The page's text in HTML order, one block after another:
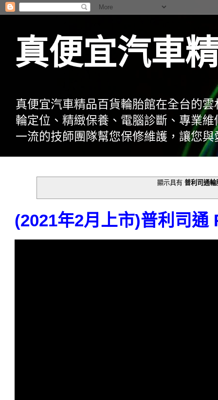
真便宜汽車
真便宜汽車精品百貨輪胎館在全台的
輪定位、精緻保養、電腦診斷、專業
一流的技師團隊幫您保修維護，讓您
顯示具有普利司通輪
(2021年2月上市)普利司